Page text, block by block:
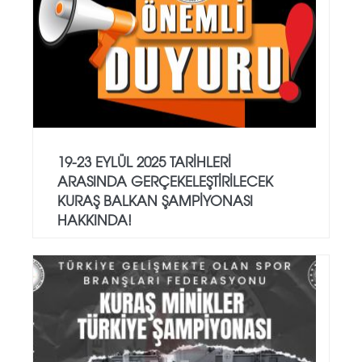
19-23 EYLÜL 2025 TARİHLERİ
ARASINDA GERÇEKELEŞTİRİLECEK
KURAŞ BALKAN ŞAMPİYONASI
HAKKINDA!